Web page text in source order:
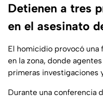
Detienen a tres
en el asesinato
El homicidio provocó
en la zona, donde
primeras investigaciones
Durante una conferencia